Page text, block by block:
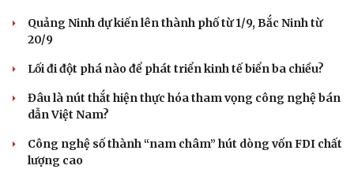
Quảng Ninh dự kiến lên thành phố từ 1/9, Bắc Ninh từ
20/9
Lối đi đột phá nào để phát triển kinh tế biển ba chiều?
Đâu là nút thắt hiện thực hóa tham vọng công nghệ bán
dẫn Việt Nam?
Công nghệ số thành “nam châm” hút dòng vốn FDI chất
lượng cao